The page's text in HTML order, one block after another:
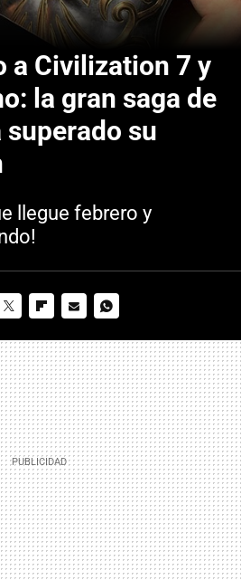
a Civilization 7 y
la gran saga de
superado su
llegue febrero y
MAIL